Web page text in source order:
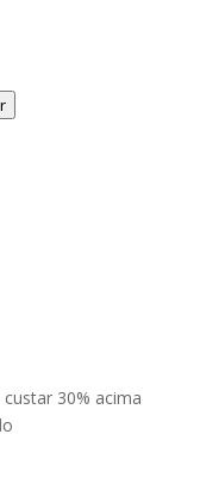
30% acima